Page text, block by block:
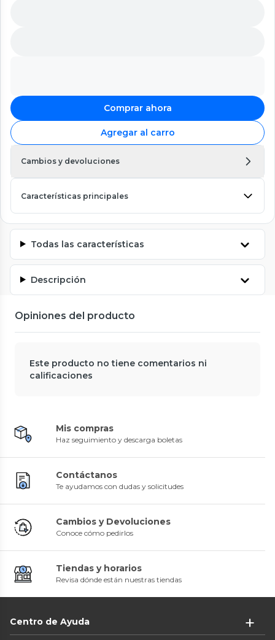
Comprar ahora
Agregar al carro
Cambios y devoluciones
Características principales
Todas las características
Descripción
Opiniones del producto
Este producto no tiene comentarios ni
calificaciones
Mis compras
Haz seguimiento y descarga boletas
Contáctanos
Te ayudamos con dudas y solicitudes
Cambios y Devoluciones
Conoce cómo pedirlos
Tiendas y horarios
Revisa dónde están nuestras tiendas
Centro de Ayuda